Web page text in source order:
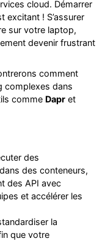
cloud. Démarrer
excitant ! S’assurer
sur votre laptop,
devenir frustrant
comment
complexes dans
comme Dapr et
des
des conteneurs,
des API avec
et accélérer les
la
que votre